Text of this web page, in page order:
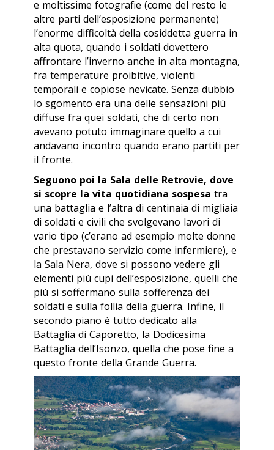
e moltissime fotografie (come del resto le
altre parti dell’esposizione permanente)
l’enorme difficoltà della cosiddetta guerra in
alta quota, quando i soldati dovettero
affrontare l’inverno anche in alta montagna,
fra temperature proibitive, violenti
temporali e copiose nevicate. Senza dubbio
lo sgomento era una delle sensazioni più
diffuse fra quei soldati, che di certo non
avevano potuto immaginare quello a cui
andavano incontro quando erano partiti per
il fronte.
Seguono poi la Sala delle Retrovie, dove
si scopre la vita quotidiana sospesa tra
una battaglia e l’altra di centinaia di migliaia
di soldati e civili che svolgevano lavori di
vario tipo (c’erano ad esempio molte donne
che prestavano servizio come infermiere), e
la Sala Nera, dove si possono vedere gli
elementi più cupi dell’esposizione, quelli che
più si soffermano sulla sofferenza dei
soldati e sulla follia della guerra. Infine, il
secondo piano è tutto dedicato alla
Battaglia di Caporetto, la Dodicesima
Battaglia dell’Isonzo, quella che pose fine a
questo fronte della Grande Guerra.